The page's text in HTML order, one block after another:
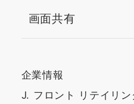
画面共有
企業情報
J. フロント リテイリン